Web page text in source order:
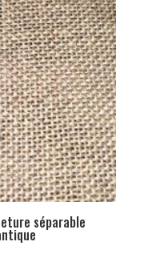
séparable